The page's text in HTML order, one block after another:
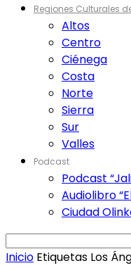
Regiones Culturales
Altos
Centro
Ciénega
Costa
Norte
Sierra
Sur
Valles
Podcast
Podcast
Audiolibro
Ciudad
Inicio Etiquetas Los